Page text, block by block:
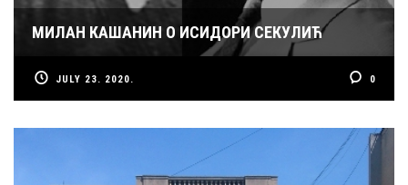
МИЛАН КАШАНИН О ИСИДОРИ СЕКУЛИЋ
JULY 23. 2020. 0